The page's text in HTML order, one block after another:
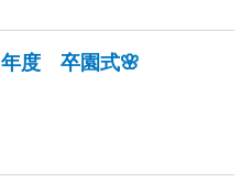
年度 卒園式🌸